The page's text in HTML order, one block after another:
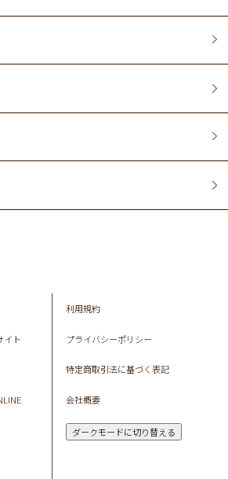
イト
利用規約
プライバシーポリシー
特定商取引法に基づく表記
会社概要
ダークモードに切り替える